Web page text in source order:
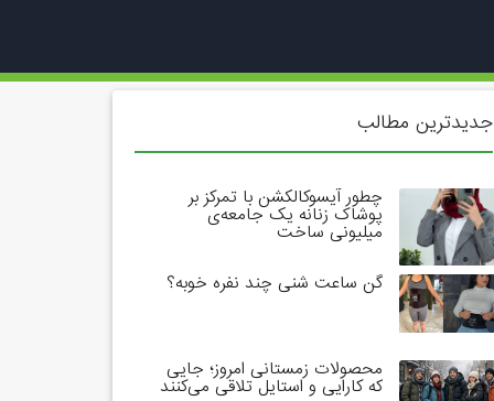
جدیدترین مطالب
چطور آیسوکالکشن با تمرکز بر
پوشاک زنانه یک جامعه‌ی
میلیونی ساخت
گن ساعت شنی چند نفره خوبه؟
محصولات زمستانی امروز؛ جایی
که کارایی و استایل تلاقی می‌کنند